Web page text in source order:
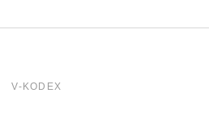
V-KODEX